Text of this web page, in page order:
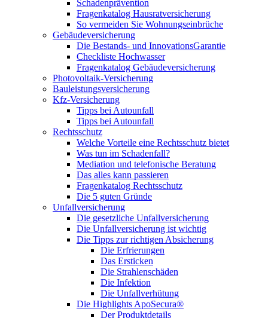
Schadenprävention
Fragenkatalog Hausratversicherung
So vermeiden Sie Wohnungseinbrüche
Gebäudeversicherung
Die Bestands- und InnovationsGarantie
Checkliste Hochwasser
Fragenkatalog Gebäudeversicherung
Photovoltaik-Versicherung
Bauleistungsversicherung
Kfz-Versicherung
Tipps bei Autounfall
Tipps bei Autounfall
Rechtsschutz
Welche Vorteile eine Rechtsschutz bietet
Was tun im Schadenfall?
Mediation und telefonische Beratung
Das alles kann passieren
Fragenkatalog Rechtsschutz
Die 5 guten Gründe
Unfallversicherung
Die gesetzliche Unfallversicherung
Die Unfallversicherung ist wichtig
Die Tipps zur richtigen Absicherung
Die Erfrierungen
Das Ersticken
Die Strahlenschäden
Die Infektion
Die Unfallverhütung
Die Highlights ApoSecura®
Der Produktdetails